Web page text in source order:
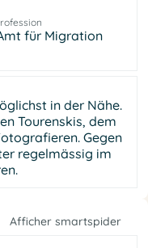
für Migration
in der Nähe.
Tourenskis, dem
Gegen
regelmässig im
Afficher smartspider